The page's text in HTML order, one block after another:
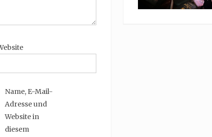
Name, E-Mail-
Adresse und
Website in
diesem